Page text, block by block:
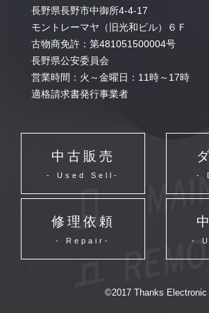
長野県長野市中御所4-4-17
モントレーマヤ（旧光和ビル）６Ｆ
古物商免許：第481051500004号
長野県公安委員会
営業時間：火～金曜日：11時～17時
適格請求書発行事業者
中古販売
- Used Sell- -
修理依頼
- Repair- -
©2017 Thanks Electronic